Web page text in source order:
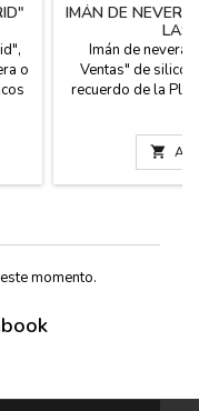
o
IMÁN DE
LAS
Imán de nevera
Ventas" de
recuerdo de la
España.
Modelo 2: 6 X 6
Modelo 4: 10 x 5
Modelo 6: 11.5

momento.